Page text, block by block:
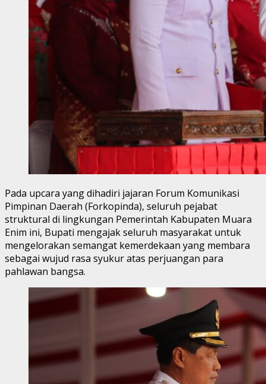
Pada upcara yang dihadiri jajaran Forum Komunikasi
Pimpinan Daerah (Forkopinda), seluruh pejabat
struktural di lingkungan Pemerintah Kabupaten Muara
Enim ini, Bupati mengajak seluruh masyarakat untuk
mengelorakan semangat kemerdekaan yang membara
sebagai wujud rasa syukur atas perjuangan para
pahlawan bangsa.